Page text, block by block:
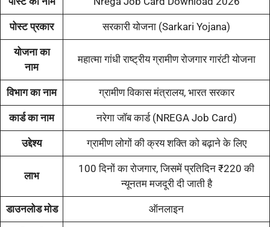
पोस्ट प्रकार सरकारी योजना (Sarkari Yojana)
योजना का
नाम
महात्मा गांधी राष्ट्रीय ग्रामीण रोजगार गारंटी योजना
विभाग का नाम ग्रामीण विकास मंत्रालय, भारत सरकार
कार्ड का नाम नरेगा जॉब कार्ड (NREGA Job Card)
उद्देश्य ग्रामीण लोगों की क्रय शक्ति को बढ़ाने के लिए
लाभ
100 दिनों का रोजगार, जिसमें प्रतिदिन ₹220 की
न्यूनतम मजदूरी दी जाती है
डाउनलोड मोड ऑनलाइन